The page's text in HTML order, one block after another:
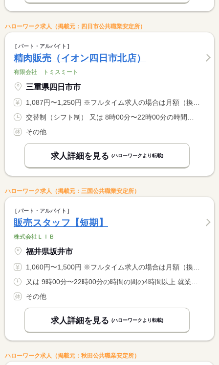
ハローワーク求人（掲載元：四日市公共職業安定所）
パート・アルバイト
精肉販売（イオン四日市北店）
有限会社 トミスミート
三重県四日市市
1,087円〜1,250円 ※フルタイム求人の場合は月額（換算額）、パート求人の場合は時間額を表示しています。
交替制（シフト制） 又は 8時00分〜22時00分の時間の間の5時間程度 就業時間に関する特記事項 ※８：００〜２２：００の間の５時間または６時間
その他
求人詳細を見る (ハローワークより転載)
ハローワーク求人（掲載元：三国公共職業安定所）
パート・アルバイト
販売スタッフ【短期】
株式会社ＬＩＢ
福井県坂井市
1,060円〜1,500円 ※フルタイム求人の場合は月額（換算額）、パート求人の場合は時間額を表示しています。
又は 9時00分〜22時00分の時間の間の4時間以上 就業時間に関する特記事項 就業時間：４〜８時間で応相談
その他
求人詳細を見る (ハローワークより転載)
ハローワーク求人（掲載元：秋田公共職業安定所）